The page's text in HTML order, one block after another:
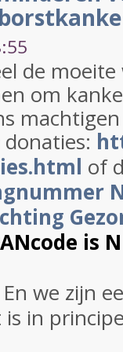
de
om
of
is
we zijn
in